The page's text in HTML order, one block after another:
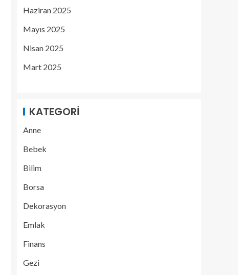
Haziran 2025
Mayıs 2025
Nisan 2025
Mart 2025
KATEGORI
Anne
Bebek
Bilim
Borsa
Dekorasyon
Emlak
Finans
Gezi